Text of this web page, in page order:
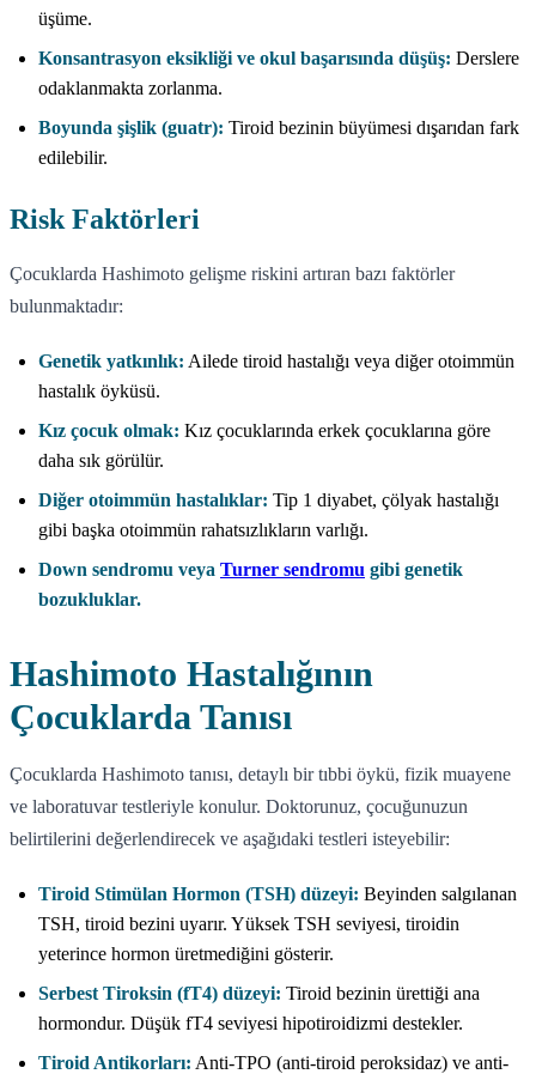
üşüme.
Konsantrasyon eksikliği ve okul başarısında düşüş: Derslere
odaklanmakta zorlanma.
Boyunda şişlik (guatr): Tiroid bezinin büyümesi dışarıdan fark
edilebilir.
Risk Faktörleri
Çocuklarda Hashimoto gelişme riskini artıran bazı faktörler
bulunmaktadır:
Genetik yatkınlık: Ailede tiroid hastalığı veya diğer otoimmün
hastalık öyküsü.
Kız çocuk olmak: Kız çocuklarında erkek çocuklarına göre
daha sık görülür.
Diğer otoimmün hastalıklar: Tip 1 diyabet, çölyak hastalığı
gibi başka otoimmün rahatsızlıkların varlığı.
Down sendromu veya Turner sendromu gibi genetik
bozukluklar.
Hashimoto Hastalığının
Çocuklarda Tanısı
Çocuklarda Hashimoto tanısı, detaylı bir tıbbi öykü, fizik muayene
ve laboratuvar testleriyle konulur. Doktorunuz, çocuğunuzun
belirtilerini değerlendirecek ve aşağıdaki testleri isteyebilir:
Tiroid Stimülan Hormon (TSH) düzeyi: Beyinden salgılanan
TSH, tiroid bezini uyarır. Yüksek TSH seviyesi, tiroidin
yeterince hormon üretmediğini gösterir.
Serbest Tiroksin (fT4) düzeyi: Tiroid bezinin ürettiği ana
hormondur. Düşük fT4 seviyesi hipotiroidizmi destekler.
Tiroid Antikorları: Anti-TPO (anti-tiroid peroksidaz) ve anti-